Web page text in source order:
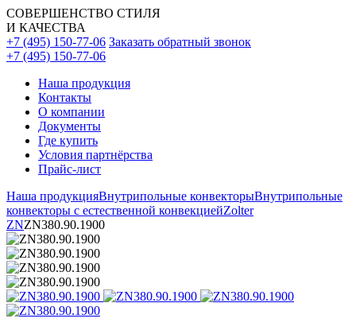
СОВЕРШЕНСТВО СТИЛЯ
И КАЧЕСТВА
+7 (495) 150-77-06 Заказать обратный звонок
+7 (495) 150-77-06
Наша продукция
Контакты
О компании
Документы
Где купить
Условия партнёрства
Прайс-лист
Наша продукцияВнутрипольные конвекторыВнутрипольные
конвекторы с естественной конвекциейZolter
ZNZN380.90.1900